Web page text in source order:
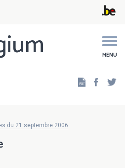
MENU
du 21 septembre 2006